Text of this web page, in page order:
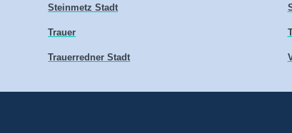
Steinmetz Stadt
Trauer
Trauerredner Stadt